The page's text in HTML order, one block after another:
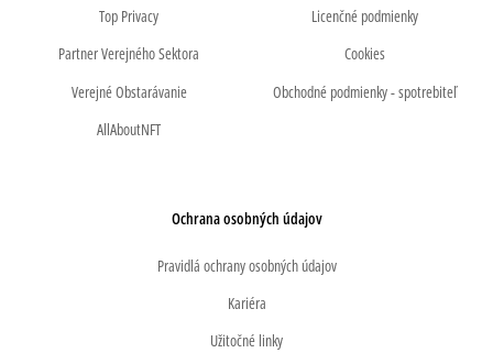
Top Privacy
Partner Verejného Sektora
Verejné Obstarávanie
AllAboutNFT
Licenčné podmienky
Cookies
Obchodné podmienky - spotrebiteľ
Ochrana osobných údajov
Pravidlá ochrany osobných údajov
Kariéra
Užitočné linky